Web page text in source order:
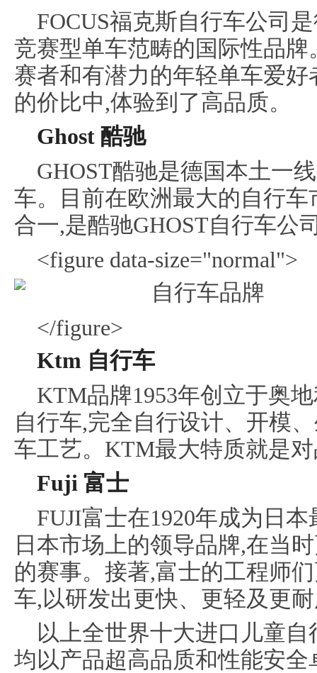
FOCUS福克斯自行车公司
竞赛型单车范畴的国际性品牌
赛者和有潜力的年轻单车爱
的价比中,体验到了高品质。
Ghost 酷驰
GHOST酷驰是德国本土一
车。目前在欧洲最大的自行
合一,是酷驰GHOST自行车公
<figure data-size="normal">
</figure>
Ktm 自行车
KTM品牌1953年创立于奥
自行车,完全自行设计、开模
车工艺。KTM最大特质就是
Fuji 富士
FUJI富士在1920年成为日
日本市场上的领导品牌,在当
的赛事。接著,富士的工程师
车,以研发出更快、更轻及更
以上全世界十大进口儿童
均以产品超高品质和性能安全